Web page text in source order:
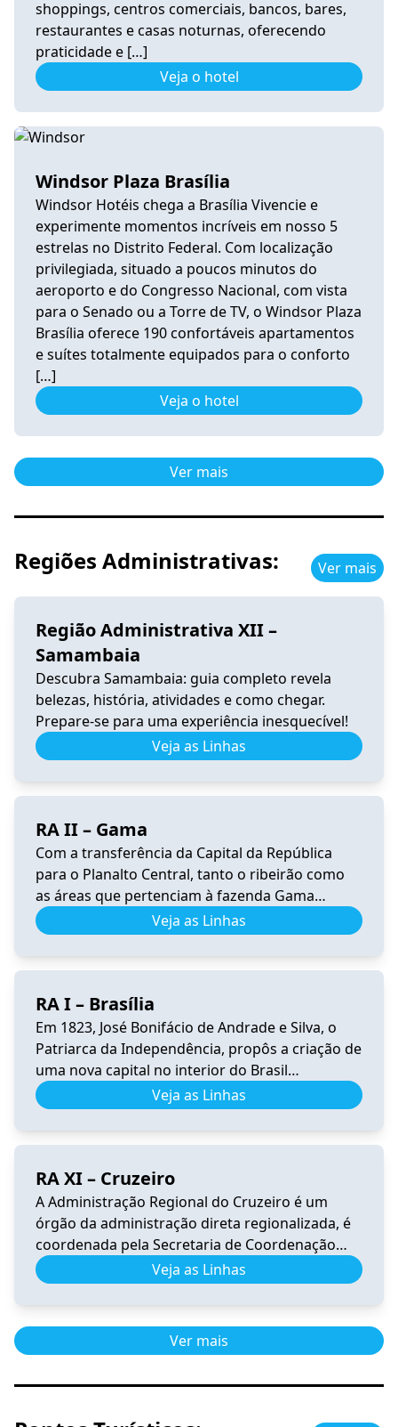
shoppings, centros comerciais, bancos, bares,
restaurantes e casas noturnas, oferecendo
praticidade e […]
Veja o hotel
Windsor Plaza Brasília
Windsor Hotéis chega a Brasília Vivencie e
experimente momentos incríveis em nosso 5
estrelas no Distrito Federal. Com localização
privilegiada, situado a poucos minutos do
aeroporto e do Congresso Nacional, com vista
para o Senado ou a Torre de TV, o Windsor Plaza
Brasília oferece 190 confortáveis apartamentos
e suítes totalmente equipados para o conforto
[…]
Veja o hotel
Ver mais
Regiões Administrativas: Ver mais
Região Administrativa XII –
Samambaia
Descubra Samambaia: guia completo revela
belezas, história, atividades e como chegar.
Prepare-se para uma experiência inesquecível!
Veja as Linhas
RA II – Gama
Com a transferência da Capital da República
para o Planalto Central, tanto o ribeirão como
as áreas que pertenciam à fazenda Gama
ficaram dentro da área escolhida para sediar a
nova capital do Brasil. Conforme o Censo
assim distribuídas: nos […]
Veja as Linhas
RA I – Brasília
Em 1823, José Bonifácio de Andrade e Silva, o
Patriarca da Independência, propôs a criação de
uma nova capital no interior do Brasil
(sugerindo o nome Brasília), longe dos portos
para garantir a segurança do país. A vocação
Bosco. O […]
Veja as Linhas
RA XI – Cruzeiro
A Administração Regional do Cruzeiro é um
órgão da administração direta regionalizada, é
coordenada pela Secretaria de Coordenação
das Cidades. Tem por competência representar
o Governo do Distrito Federal na execução das
sua jurisdição. A Região Administrativa do
Cruzeiro encontra-se dentro da Poligonal de
Veja as Linhas
Ver mais